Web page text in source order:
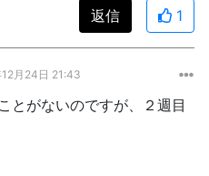
返信 1
月24日 21:43
とがないのですが、２週目